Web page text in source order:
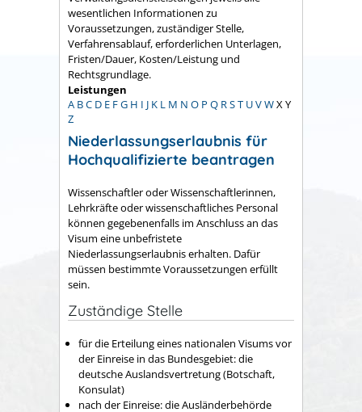
wesentlichen Informationen zu
Voraussetzungen, zuständiger Stelle,
Verfahrensablauf, erforderlichen Unterlagen,
Fristen/Dauer, Kosten/Leistung und
Rechtsgrundlage.
Leistungen
A BC D E FG H I J K L M N O P Q RST UVWX Y
Z
Niederlassungserlaubnis für
Hochqualifizierte beantragen
Wissenschaftler oder Wissenschaftlerinnen,
Lehrkräfte oderwissenschaftliches Personal
können gegebenenfalls im Anschluss an das
Visum eine unbefristete
Niederlassungserlaubnis erhalten. Dafür
müssen bestimmte Voraussetzungen erfüllt
sein.
Zuständige Stelle
für die Erteilung eines nationalen Visums vor
der Einreise in das Bundesgebiet: die
deutsche Auslandsvertretung (Botschaft,
Konsulat)
nach der Einreise: die Ausländerbehörde